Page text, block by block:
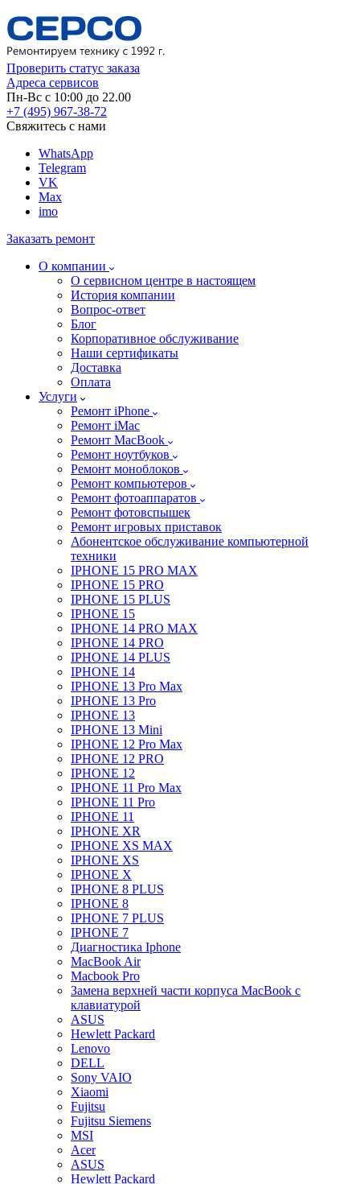
Проверить статус заказа
Адреса сервисов
Пн-Вс с 10:00 до 22.00
+7 (495) 967-38-72
Свяжитесь с нами
WhatsApp
Telegram
VK
Max
imo
Заказать ремонт
О компании
О сервисном центре в настоящем
История компании
Вопрос-ответ
Блог
Корпоративное обслуживание
Наши сертификаты
Доставка
Оплата
Услуги
Ремонт iPhone
Ремонт iMac
Ремонт MacBook
Ремонт ноутбуков
Ремонт моноблоков
Ремонт компьютеров
Ремонт фотоаппаратов
Ремонт фотовспышек
Ремонт игровых приставок
Абонентское обслуживание компьютерной
техники
IPHONE 15 PRO MAX
IPHONE 15 PRO
IPHONE 15 PLUS
IPHONE 15
IPHONE 14 PRO MAX
IPHONE 14 PRO
IPHONE 14 PLUS
IPHONE 14
IPHONE 13 Pro Max
IPHONE 13 Pro
IPHONE 13
IPHONE 13 Mini
IPHONE 12 Pro Max
IPHONE 12 PRO
IPHONE 12
IPHONE 11 Pro Max
IPHONE 11 Pro
IPHONE 11
IPHONE XR
IPHONE XS MAX
IPHONE XS
IPHONE X
IPHONE 8 PLUS
IPHONE 8
IPHONE 7 PLUS
IPHONE 7
Диагностика Iphone
MacBook Air
Macbook Pro
Замена верхней части корпуса MacBook с
клавиатурой
ASUS
Hewlett Packard
Lenovo
DELL
Sony VAIO
Xiaomi
Fujitsu
Fujitsu Siemens
MSI
Acer
ASUS
Hewlett Packard